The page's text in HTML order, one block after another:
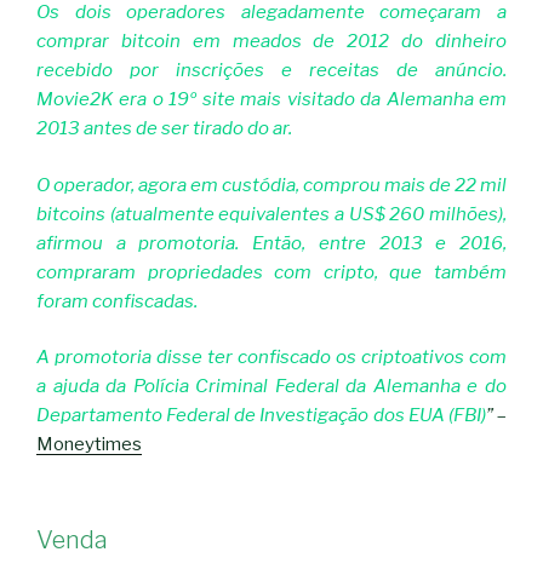
Os dois operadores alegadamente começaram a
comprar bitcoin em meados de 2012 do dinheiro
recebido por inscrições e receitas de anúncio.
Movie2K era o 19º site mais visitado da Alemanha em
2013 antes de ser tirado do ar.
O operador, agora em custódia, comprou mais de 22 mil
bitcoins (atualmente equivalentes a US$ 260 milhões),
afirmou a promotoria. Então, entre 2013 e 2016,
compraram propriedades com cripto, que também
foram confiscadas.
A promotoria disse ter confiscado os criptoativos com
a ajuda da Polícia Criminal Federal da Alemanha e do
Departamento Federal de Investigação dos EUA (FBI)”–
Moneytimes
Venda